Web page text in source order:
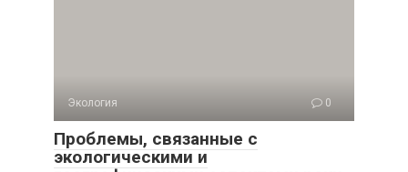
Экология 0
Проблемы, связанные с
экологическими и